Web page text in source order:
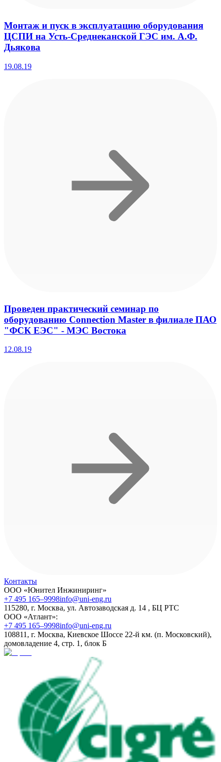
Монтаж и пуск в эксплуатацию оборудования
ЦСПИ на Усть-Среднеканской ГЭС им. А.Ф.
Дьякова
19.08.19
Проведен практический семинар по
оборудованию Connection Master в филиале ПАО
"ФСК ЕЭС" - МЭС Востока
12.08.19
Контакты
ООО «Юнител Инжиниринг»
+7 495 165–9998info@uni-eng.ru
115280, г. Москва, ул. Автозаводская д. 14 , БЦ РТС
ООО «Атлант»:
+7 495 165–9998info@uni-eng.ru
108811, г. Москва, Киевское Шоссе 22-й км. (п. Московский),
домовладение 4, стр. 1, блок Б